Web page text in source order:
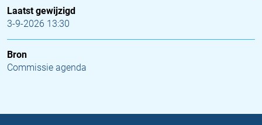
Laatst gewijzigd
3-9-2026 13:30
Bron
Commissie agenda